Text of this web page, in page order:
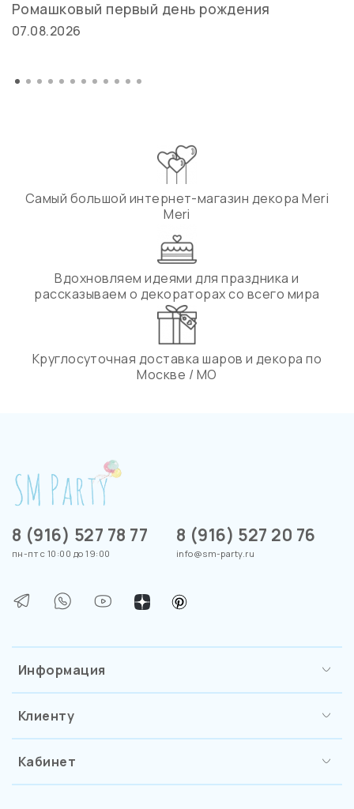
Ромашковый первый день рождения
07.08.2026
Самый большой интернет-магазин декора Meri
Meri
Вдохновляем идеями для праздника и
рассказываем о декораторах со всего мира
Круглосуточная доставка шаров и декора по
Москве / МО
Информация
Клиенту
Кабинет
8 (916) 527 78 77
пн-пт с 10:00 до 19:00
8 (916) 527 20 76
info@sm-party.ru